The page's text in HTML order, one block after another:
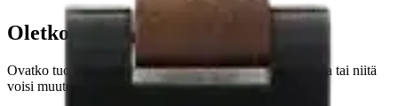
Oletko tyytyväinen tuotetietoihin?
Ovatko tuotetiedot riittävät? Jos tuotetiedoissa on puutteita tai niitä
voisi muuten parantaa, anna palautetta.